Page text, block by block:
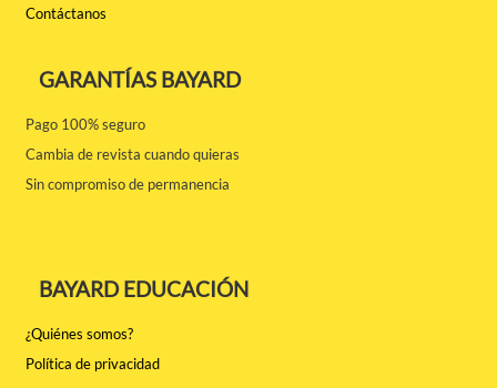
Contáctanos
GARANTÍAS BAYARD
Pago 100% seguro
Cambia de revista cuando quieras
Sin compromiso de permanencia
BAYARD EDUCACIÓN
¿Quiénes somos?
Política de privacidad